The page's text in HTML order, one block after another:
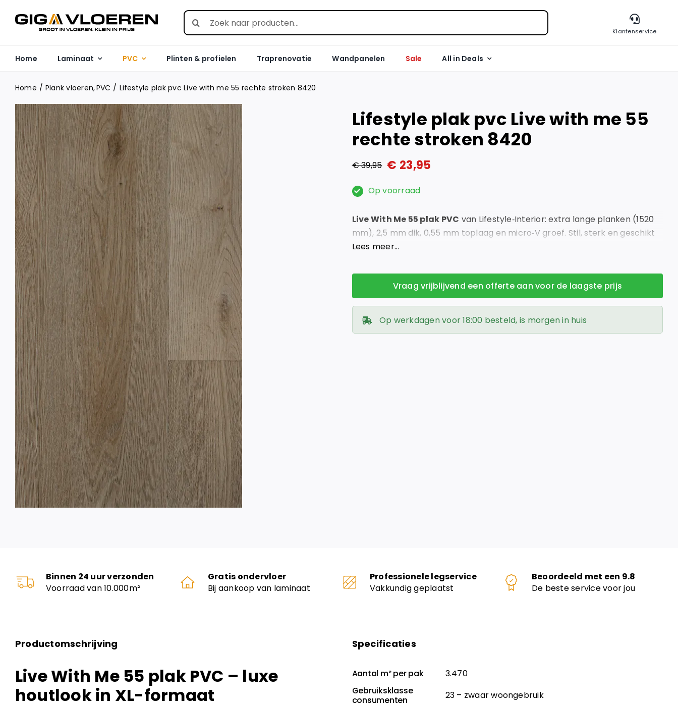
Search
for:
Klantenservice
Home Laminaat PVC Plinten & profielen Traprenovatie Wandpanelen Sale All in Deals
Home Plank vloeren PVC Lifestyle plak pvc Live with me 55 rechte stroken 8420
Lifestyle plak pvc Live with me 55
rechte stroken 8420
€39,95
Oorspronkelijke
prijs
€ 39,95.
€ 23,95
Huidige
prijs
€ 23,95.
Op voorraad
Live With Me 55 plak PVC van Lifestyle‑Interior: extra lange planken (1520
mm), 2,5 mm dik, 0,55 mm toplaag en micro‑V groef. Stil, sterk en geschikt
voor vloerverwarming.
Lees meer…
Vraag vrijblijvend een offerte aan voor de laagste prijs
Op werkdagen voor 18:00 besteld, is morgen in huis
Binnen 24 uur verzonden
Voorraad van 10.000m²
Gratis ondervloer
Bij aankoop van laminaat
Professionele legservice
Vakkundig geplaatst
Beoordeeld met een 9.8
De beste service voor jou
Productomschrijving
Live With Me 55 plak PVC – luxe
houtlook in XL-formaat
Specificaties
Aantal m² per pak
3.470
Gebruiksklasse
consumenten
23 – zwaar woongebruik